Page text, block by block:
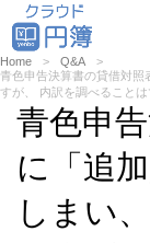
Home
Q&A
青色申告決算書の貸借対
すが、 内訳を調べることは
青色申
に「追
しまい